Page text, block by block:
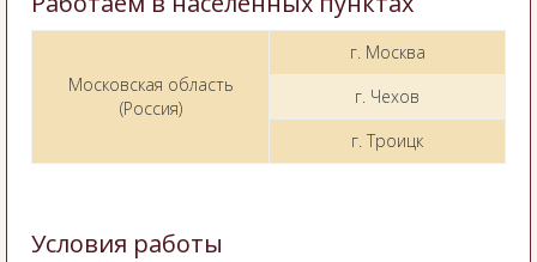
Московская область
(Россия)
г. Москва
г. Чехов
г. Троицк
Условия работы